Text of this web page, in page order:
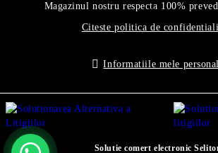
Magazinul nostru respecta 100%
Citeste politica de
Informatiile mele
Solutie comert electronic